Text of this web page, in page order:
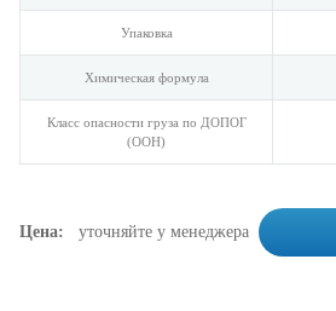
Упаковка
Химическая формула
Класс опасности груза по ДОПОГ
(ООН)
Цена: уточняйте у менеджера